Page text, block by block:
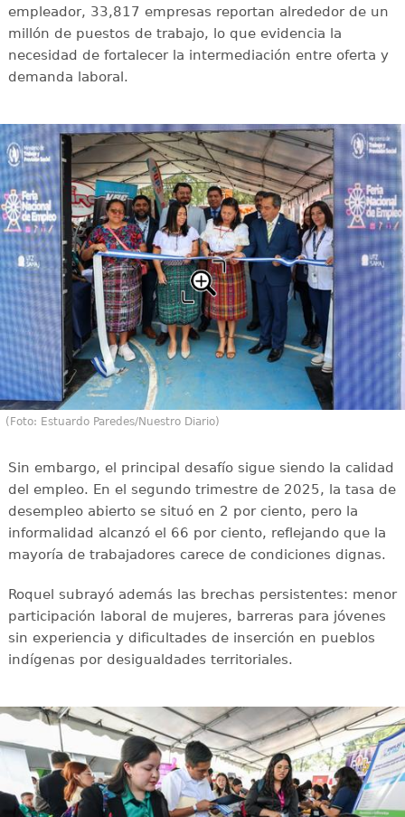
empleador, 33,817 empresas reportan alrededor de un
millón de puestos de trabajo, lo que evidencia la
necesidad de fortalecer la intermediación entre oferta y
demanda laboral.
(Foto: Estuardo Paredes/Nuestro Diario)
Sin embargo, el principal desafío sigue siendo la calidad
del empleo. En el segundo trimestre de 2025, la tasa de
desempleo abierto se situó en 2 por ciento, pero la
informalidad alcanzó el 66 por ciento, reflejando que la
mayoría de trabajadores carece de condiciones dignas.
Roquel subrayó además las brechas persistentes: menor
participación laboral de mujeres, barreras para jóvenes
sin experiencia y dificultades de inserción en pueblos
indígenas por desigualdades territoriales.